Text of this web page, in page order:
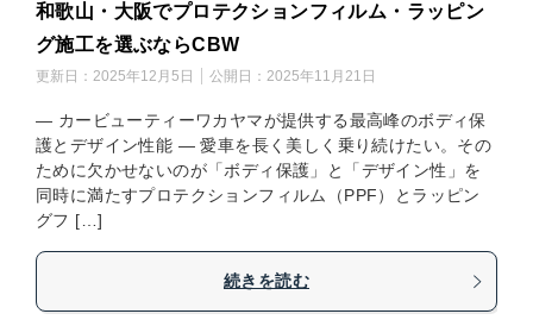
和歌山・大阪でプロテクションフィルム・ラッピン
グ施工を選ぶならCBW
更新日： 2025年12月5日 公開日： 2025年11月21日
― カービューティーワカヤマが提供する最高峰のボディ保
護とデザイン性能 ― 愛車を長く美しく乗り続けたい。その
ために欠かせないのが「ボディ保護」と「デザイン性」を
同時に満たすプロテクションフィルム（PPF）とラッピン
グフ […]
続きを読む